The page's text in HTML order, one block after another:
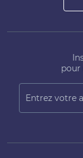
pour